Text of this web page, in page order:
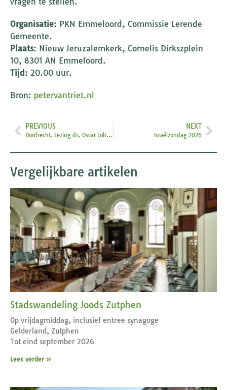
Organisatie: PKN Emmeloord, Commissie Lerende
Gemeente.
Plaats: Nieuw Jeruzalemkerk, Cornelis Dirkszplein
10, 8301 AN Emmeloord.
Tijd: 20.00 uur.
Bron: petervantriet.nl
PREVIOUS
Dordrecht. Lezing ds. Oscar Lohuis
NEXT
Israëlzondag 2026
Vergelijkbare artikelen
Stadswandeling Joods Zutphen
Op vrijdagmiddag, inclusief entree synagoge
Gelderland, Zutphen
Tot eind september 2026
Lees verder »